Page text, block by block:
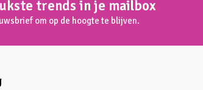
trends in je mailbox
om op de hoogte te blijven.